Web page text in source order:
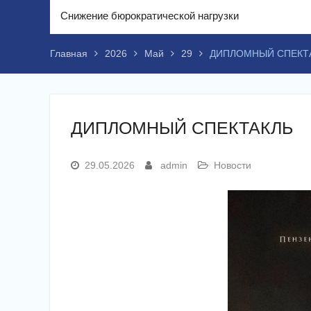
Снижение бюрократической нагрузки
Главная 2026 Май 29 ДИПЛОМНЫЙ
ДИПЛОМНЫЙ СПЕКТАКЛЬ
29.05.2026 admin Новости